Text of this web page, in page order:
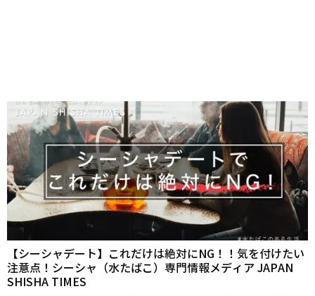
【シーシャデート】これだけは絶対にNG！！気を付けたい
注意点！シーシャ（水たばこ）専門情報メディア JAPAN
SHISHA TIMES